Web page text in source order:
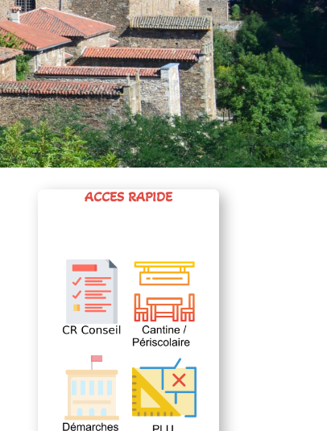
ACCÈS RAPIDE